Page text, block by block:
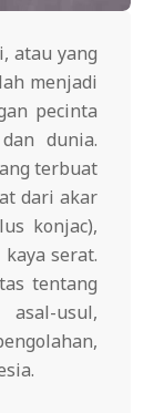
atau yang
menjadi
pecinta
dunia.
terbuat
dari akar
konjac),
serat.
tentang
usul,